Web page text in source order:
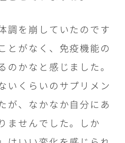
調を崩していたのです
とがなく、免疫機能の
のかなと感じました。
いくらいのサプリメン
が、なかなか自分にあ
ませんでした。しか